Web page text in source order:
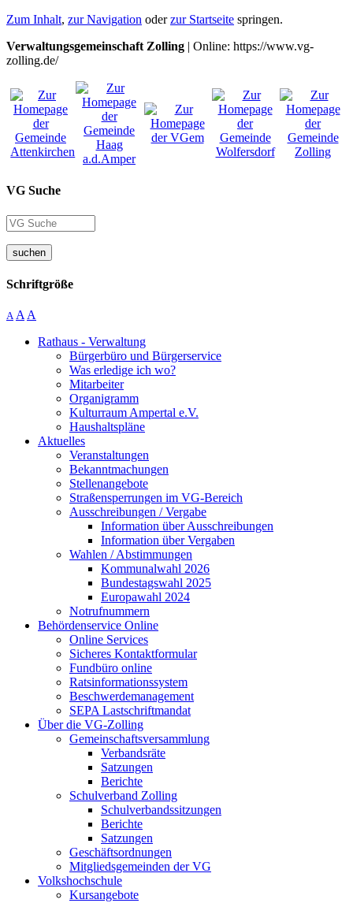
Zum Inhalt, zur Navigation oderzur Startseite springen.
Verwaltungsgemeinschaft Zolling | Online: https://www.vg-
zolling.de/
VG Suche
suchen
Schriftgröße
A A A
Rathaus - Verwaltung
Bürgerbüro und Bürgerservice
Was erledige ich wo?
Mitarbeiter
Organigramm
Kulturraum Ampertal e.V.
Haushaltspläne
Aktuelles
Veranstaltungen
Bekanntmachungen
Stellenangebote
Straßensperrungen im VG-Bereich
Ausschreibungen / Vergabe
Information über Ausschreibungen
Information über Vergaben
Wahlen / Abstimmungen
Kommunalwahl 2026
Bundestagswahl 2025
Europawahl 2024
Notrufnummern
Behördenservice Online
Online Services
Sicheres Kontaktformular
Fundbüro online
Ratsinformationssystem
Beschwerdemanagement
SEPA Lastschriftmandat
Über die VG-Zolling
Gemeinschaftsversammlung
Verbandsräte
Satzungen
Berichte
Schulverband Zolling
Schulverbandssitzungen
Berichte
Satzungen
Geschäftsordnungen
Mitgliedsgemeinden der VG
Volkshochschule
Kursangebote